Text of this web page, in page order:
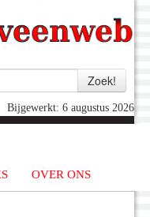
Bijgewerkt: 6 augustus 2026
OVER ONS